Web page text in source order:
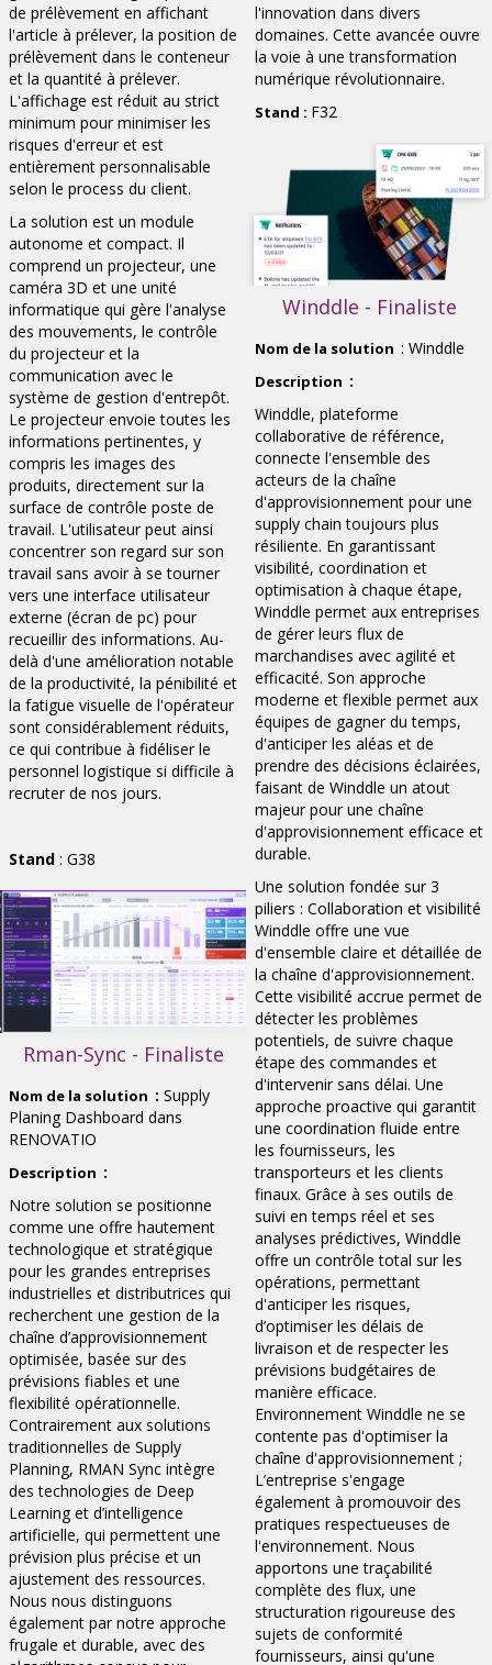
de prélèvement en affichant
l'article à prélever, la position de
prélèvement dans le conteneur
et la quantité à prélever.
L'affichage est réduit au strict
minimum pour minimiser les
risques d'erreur et est
entièrement personnalisable
selon le process du client.
La solution est un module
autonome et compact. Il
comprend un projecteur, une
caméra 3D et une unité
informatique qui gère l'analyse
des mouvements, le contrôle
du projecteur et la
communication avec le
système de gestion d'entrepôt.
Le projecteur envoie toutes les
informations pertinentes, y
compris les images des
produits, directement sur la
surface de contrôle poste de
travail. L'utilisateur peut ainsi
concentrer son regard sur son
travail sans avoir à se tourner
vers une interface utilisateur
externe (écran de pc) pour
recueillir des informations. Au-
delà d'une amélioration notable
de la productivité, la pénibilité et
la fatigue visuelle de l'opérateur
sont considérablement réduits,
ce qui contribue à fidéliser le
personnel logistique si difficile à
recruter de nos jours.
Stand : G38
l'innovation dans divers
domaines. Cette avancée ouvre
la voie à une transformation
numérique révolutionnaire.
Stand : F32
Winddle - Finaliste
Nom de la solution : Winddle
Description :
Winddle, plateforme
collaborative de référence,
connecte l'ensemble des
acteurs de la chaîne
d'approvisionnement pour une
supply chain toujours plus
résiliente. En garantissant
visibilité, coordination et
optimisation à chaque étape,
Winddle permet aux entreprises
de gérer leurs flux de
marchandises avec agilité et
efficacité. Son approche
moderne et flexible permet aux
équipes de gagner du temps,
d'anticiper les aléas et de
prendre des décisions éclairées,
faisant de Winddle un atout
majeur pour une chaîne
d'approvisionnement efficace et
durable.
Une solution fondée sur 3
piliers : Collaboration et visibilité
Winddle offre une vue
d'ensemble claire et détaillée de
la chaîne d'approvisionnement.
Cette visibilité accrue permet de
détecter les problèmes
potentiels, de suivre chaque
étape des commandes et
d'intervenir sans délai. Une
approche proactive qui garantit
une coordination fluide entre
les fournisseurs, les
transporteurs et les clients
finaux. Grâce à ses outils de
suivi en temps réel et ses
analyses prédictives, Winddle
offre un contrôle total sur les
opérations, permettant
d'anticiper les risques,
d’optimiser les délais de
livraison et de respecter les
prévisions budgétaires de
manière efficace.
Environnement Winddle ne se
contente pas d'optimiser la
chaîne d'approvisionnement ;
L’entreprise s'engage
également à promouvoir des
pratiques respectueuses de
l'environnement. Nous
apportons une traçabilité
complète des flux, une
structuration rigoureuse des
sujets de conformité
fournisseurs, ainsi qu'une
Rman-Sync - Finaliste
Nom de la solution : Supply
Planing Dashboard dans
RENOVATIO
Description :
Notre solution se positionne
comme une offre hautement
technologique et stratégique
pour les grandes entreprises
industrielles et distributrices qui
recherchent une gestion de la
chaîne d’approvisionnement
optimisée, basée sur des
prévisions fiables et une
flexibilité opérationnelle.
Contrairement aux solutions
traditionnelles de Supply
Planning, RMAN Sync intègre
des technologies de Deep
Learning et d’intelligence
artificielle, qui permettent une
prévision plus précise et un
ajustement des ressources.
Nous nous distinguons
également par notre approche
frugale et durable, avec des